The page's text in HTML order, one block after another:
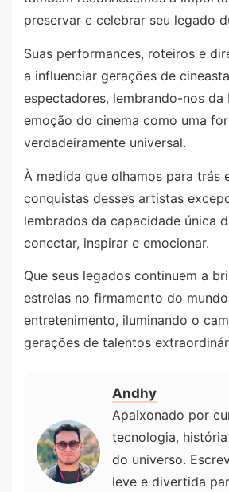
preservar e celebrar seu legado
Suas performances, roteiros e
a influenciar gerações de
espectadores, lembrando-nos da
emoção do cinema como uma
verdadeiramente universal.
À medida que olhamos para trás
conquistas desses artistas
lembrados da capacidade única
conectar, inspirar e emocionar.
Que seus legados continuem a
estrelas no firmamento do
entretenimento, iluminando o
gerações de talentos
Andhy
Apaixonado por
tecnologia,
do universo.
leve e divertida